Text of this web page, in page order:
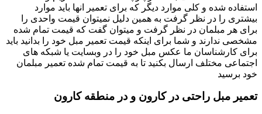
استفاده شده و کلی موارد دیگر که برای تعمیر انها باید موارد
بیشتری را در نظر گرفت به همین دلیل نمیتوان قیمت واحدی را
برای هر مبلمان در نظر گرفت و میتوان گفت که قیمت تمام شده
مشخصی ندارند و شما برای اینکه قیمت تعمیر مبل خود را بدانید باید
برای کارشناسان ما عکس مبل خود را در وبسایت یا شبکه های
اجتماعی مختلف ارسال بکنید تا به قیمت تمام شده تعمیر مبلمان
خود برسید
تعمیر مبل راحتی در کارون و در منطقه کارون